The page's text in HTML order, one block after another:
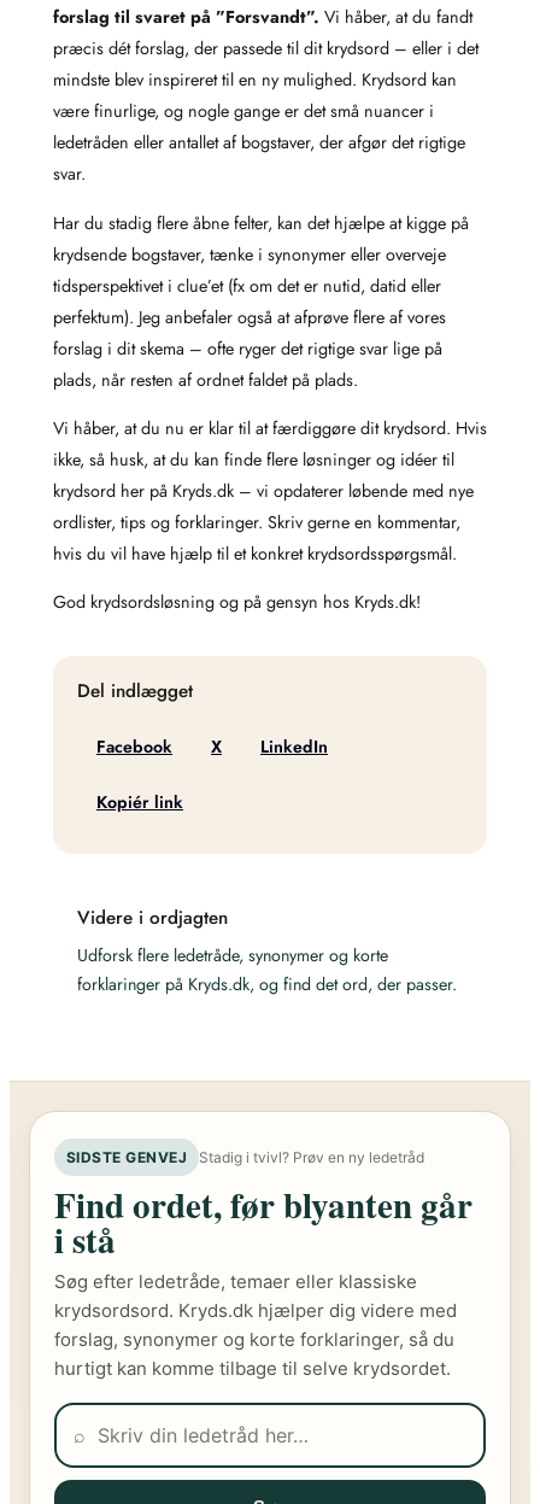
forslag til svaret på ”Forsvandt”. Vi håber, at du fandt
præcis dét forslag, der passede til dit krydsord – eller i det
mindste blev inspireret til en ny mulighed. Krydsord kan
være finurlige, og nogle gange er det små nuancer i
ledetråden eller antallet af bogstaver, der afgør det rigtige
svar.
Har du stadig flere åbne felter, kan det hjælpe at kigge på
krydsende bogstaver, tænke i synonymer eller overveje
tidsperspektivet i clue’et (fx om det er nutid, datid eller
perfektum). Jeg anbefaler også at afprøve flere af vores
forslag i dit skema – ofte ryger det rigtige svar lige på
plads, når resten af ordnet faldet på plads.
Vi håber, at du nu er klar til at færdiggøre dit krydsord. Hvis
ikke, så husk, at du kan finde flere løsninger og idéer til
krydsord her på Kryds.dk – vi opdaterer løbende med nye
ordlister, tips og forklaringer. Skriv gerne en kommentar,
hvis du vil have hjælp til et konkret krydsordsspørgsmål.
God krydsordsløsning og på gensyn hos Kryds.dk!
Del indlægget
Facebook X LinkedIn
Kopiér link
Videre i ordjagten
Udforsk flere ledetråde, synonymer og korte
forklaringer på Kryds.dk, og find det ord, der passer.
SIDSTE GENVEJ Stadig i tvivl? Prøv en ny ledetråd
Find ordet, før blyanten går
i stå
Søg efter ledetråde, temaer eller klassiske
krydsordsord. Kryds.dk hjælper dig videre med
forslag, synonymer og korte forklaringer, så du
hurtigt kan komme tilbage til selve krydsordet.
⌕